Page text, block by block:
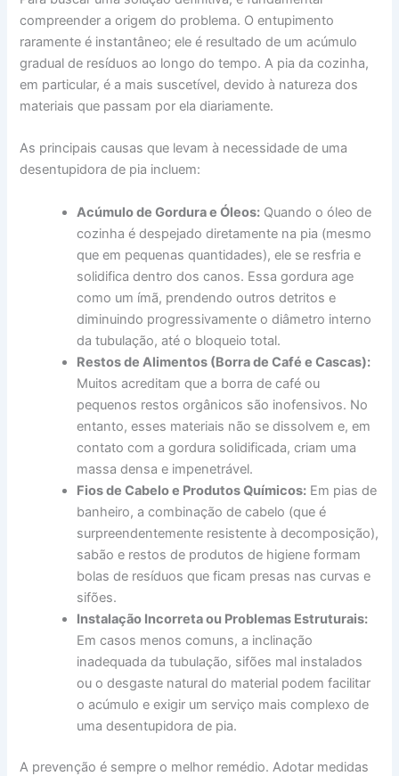
compreender a origem do problema. O entupimento
raramente é instantâneo; ele é resultado de um acúmulo
gradual de resíduos ao longo do tempo. A pia da cozinha,
em particular, é a mais suscetível, devido à natureza dos
materiais que passam por ela diariamente.
As principais causas que levam à necessidade de uma
desentupidora de pia incluem:
Acúmulo de Gordura e Óleos: Quando o óleo de
cozinha é despejado diretamente na pia (mesmo
que em pequenas quantidades), ele se resfria e
solidifica dentro dos canos. Essa gordura age
como um ímã, prendendo outros detritos e
diminuindo progressivamente o diâmetro interno
da tubulação, até o bloqueio total.
Restos de Alimentos (Borra de Café e Cascas):
Muitos acreditam que a borra de café ou
pequenos restos orgânicos são inofensivos. No
entanto, esses materiais não se dissolvem e, em
contato com a gordura solidificada, criam uma
massa densa e impenetrável.
Fios de Cabelo e Produtos Químicos: Em pias de
banheiro, a combinação de cabelo (que é
surpreendentemente resistente à decomposição),
sabão e restos de produtos de higiene formam
bolas de resíduos que ficam presas nas curvas e
sifões.
Instalação Incorreta ou Problemas Estruturais:
Em casos menos comuns, a inclinação
inadequada da tubulação, sifões mal instalados
ou o desgaste natural do material podem facilitar
o acúmulo e exigir um serviço mais complexo de
uma desentupidora de pia.
A prevenção é sempre o melhor remédio. Adotar medidas